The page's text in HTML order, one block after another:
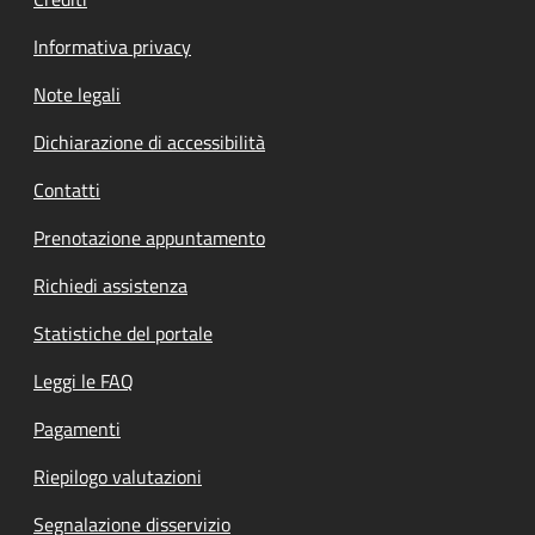
Informativa privacy
Note legali
Dichiarazione di accessibilità
Contatti
Prenotazione appuntamento
Richiedi assistenza
Statistiche del portale
Leggi le FAQ
Pagamenti
Riepilogo valutazioni
Segnalazione disservizio